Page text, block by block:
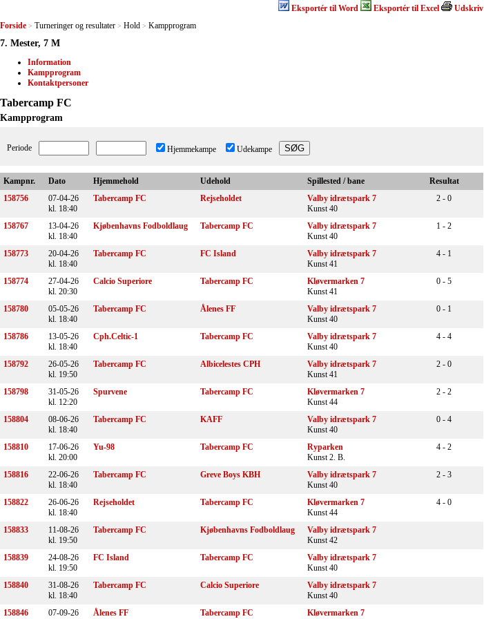
Eksportér til Word Eksportér til Excel
Udskriv
Forside > Turneringer og resultater > Hold > Kampprogram
7. Mester, 7 M
Information
Kampprogram
Kontaktpersoner
Tabercamp FC
Kampprogram
Periode Hjemmekampe Udekampe
Kampnr. Dato Hjemmehold Udehold Spillested / bane
Resultat
158756
07-04-26
kl. 18:40
Tabercamp FC Rejseholdet
Valby idrætspark 7
Kunst 40
2 - 0
158767
13-04-26
kl. 18:40
Kjøbenhavns Fodboldlaug Tabercamp FC
Valby idrætspark 7
Kunst 40
1 - 2
158773
20-04-26
kl. 18:40
Tabercamp FC FC Island
Valby idrætspark 7
Kunst 41
4 - 1
158774
27-04-26
kl. 20:30
Calcio Superiore Tabercamp FC
Kløvermarken 7
Kunst 41
0 - 5
158780
05-05-26
kl. 18:40
Tabercamp FC Ålenes FF
Valby idrætspark 7
Kunst 40
0 - 1
158786
13-05-26
kl. 18:40
Cph.Celtic-1 Tabercamp FC
Valby idrætspark 7
Kunst 40
4 - 4
158792
26-05-26
kl. 19:50
Tabercamp FC Albicelestes CPH
Valby idrætspark 7
Kunst 41
2 - 0
158798
31-05-26
kl. 12:20
Spurvene Tabercamp FC
Kløvermarken 7
Kunst 44
2 - 2
158804
08-06-26
kl. 18:40
Tabercamp FC KAFF
Valby idrætspark 7
Kunst 40
0 - 4
158810
17-06-26
kl. 20:00
Yu-98 Tabercamp FC
Ryparken
Kunst 2. B.
4 - 2
158816
22-06-26
kl. 18:40
Tabercamp FC Greve Boys KBH
Valby idrætspark 7
Kunst 40
2 - 3
158822
26-06-26
kl. 18:40
Rejseholdet Tabercamp FC
Kløvermarken 7
Kunst 44
4 - 0
158833
11-08-26
kl. 19:50
Tabercamp FC Kjøbenhavns Fodboldlaug
Valby idrætspark 7
Kunst 42
158839
24-08-26
kl. 19:50
FC Island Tabercamp FC
Valby idrætspark 7
Kunst 40
158840
31-08-26
kl. 18:40
Tabercamp FC Calcio Superiore
Valby idrætspark 7
Kunst 40
158846
07-09-26
Ålenes FF Tabercamp FC
Kløvermarken 7